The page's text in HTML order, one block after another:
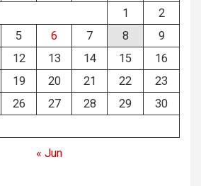
1
2
5 6 7 8
9
12 13 14 15
16
19 20 21 22
23
26 27 28 29
30
« Jun